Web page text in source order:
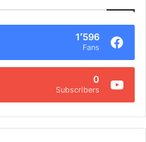
1٬596
Fans
0
Subscribers